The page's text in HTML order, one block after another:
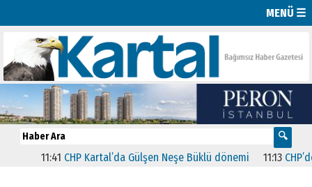
MENÜ ☰
CHP Kartal’da Gülşen Neşe Büklü dönemi 11:13 CHP’de